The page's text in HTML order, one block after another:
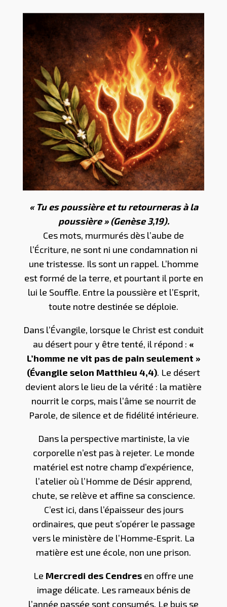
« Tu es poussière et tu retourneras à la
poussière » (Genèse 3,19).
Ces mots, murmurés dès l’aube de
l’Écriture, ne sont ni une condamnation ni
une tristesse. Ils sont un rappel. L’homme
est formé de la terre, et pourtant il porte en
lui le Souffle. Entre la poussière et l’Esprit,
toute notre destinée se déploie.
Dans l’Évangile, lorsque le Christ est conduit
au désert pour y être tenté, il répond : «
L’homme ne vit pas de pain seulement »
(Évangile selon Matthieu 4,4). Le désert
devient alors le lieu de la vérité : la matière
nourrit le corps, mais l’âme se nourrit de
Parole, de silence et de fidélité intérieure.
Dans la perspective martiniste, la vie
corporelle n’est pas à rejeter. Le monde
matériel est notre champ d’expérience,
l’atelier où l’Homme de Désir apprend,
chute, se relève et affine sa conscience.
C’est ici, dans l’épaisseur des jours
ordinaires, que peut s’opérer le passage
vers le ministère de l’Homme-Esprit. La
matière est une école, non une prison.
Le Mercredi des Cendres en offre une
image délicate. Les rameaux bénis de
l’année passée sont consumés. Le buis se